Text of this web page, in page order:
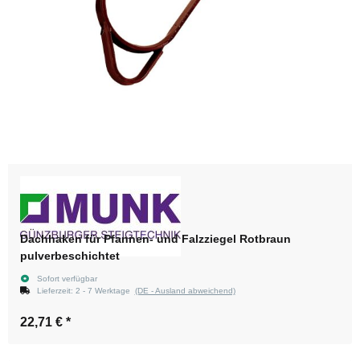
Dachhaken für Pfannen- und Falzziegel Rotbraun
pulverbeschichtet
Sofort verfügbar
Lieferzeit: 2 - 7 Werktage (DE - Ausland abweichend)
22,71 € *